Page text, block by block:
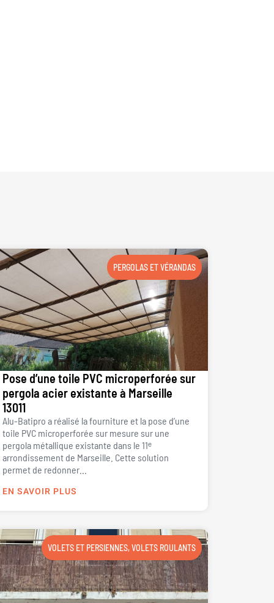
PERGOLAS ET VÉRANDAS
Pose d’une toile PVC microperforée sur
pergola acier existante à Marseille
13011
Alu-Batipro a réalisé la fourniture et la pose d’une
toile PVC microperforée sur mesure sur une
pergola métallique existante dans le 11ᵉ
arrondissement de Marseille. Cette solution
permet de redonner...
EN SAVOIR PLUS
VOLETS ET PERSIENNES,VOLETS ROULANTS